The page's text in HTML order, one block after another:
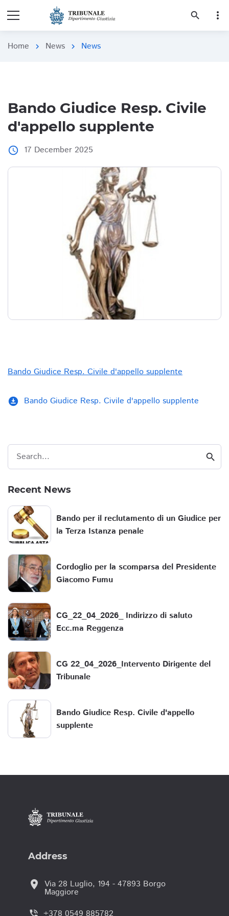
search more_vert
Home chevron_right News chevron_right News
Bando Giudice Resp. Civile
d'appello supplente
access_time 17 December 2025
Bando Giudice Resp. Civile d'appello supplente
download_for_offline Bando Giudice Resp. Civile d'appello supplente
Search... search
Recent News
Bando per il reclutamento di un Giudice per
la Terza Istanza penale
Cordoglio per la scomparsa del Presidente
Giacomo Fumu
CG_22_04_2026_ Indirizzo di saluto
Ecc.ma Reggenza
CG 22_04_2026_Intervento Dirigente del
Tribunale
Bando Giudice Resp. Civile d'appello
supplente
Address
location_on Via 28 Luglio, 194 - 47893 Borgo
Maggiore
phone_in_talk